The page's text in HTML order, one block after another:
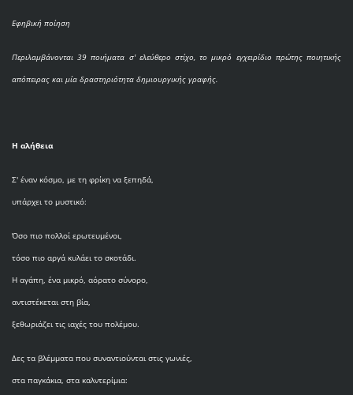
Εφηβική ποίηση
Περιλαμβάνονται 39 ποιήματα σ' ελεύθερο στίχο, το μικρό εγχειρίδιο πρώτης ποιητικής
απόπειρας και μία δραστηριότητα δημιουργικής γραφής.
Η αλήθεια
Σ' έναν κόσμο, με τη φρίκη να ξεπηδά,
υπάρχει το μυστικό:
Όσο πιο πολλοί ερωτευμένοι,
τόσο πιο αργά κυλάει το σκοτάδι.
Η αγάπη, ένα μικρό, αόρατο σύνορο,
αντιστέκεται στη βία,
ξεθωριάζει τις ιαχές του πολέμου.
Δες τα βλέμματα που συναντιούνται στις γωνιές,
στα παγκάκια, στα καλντερίμια: